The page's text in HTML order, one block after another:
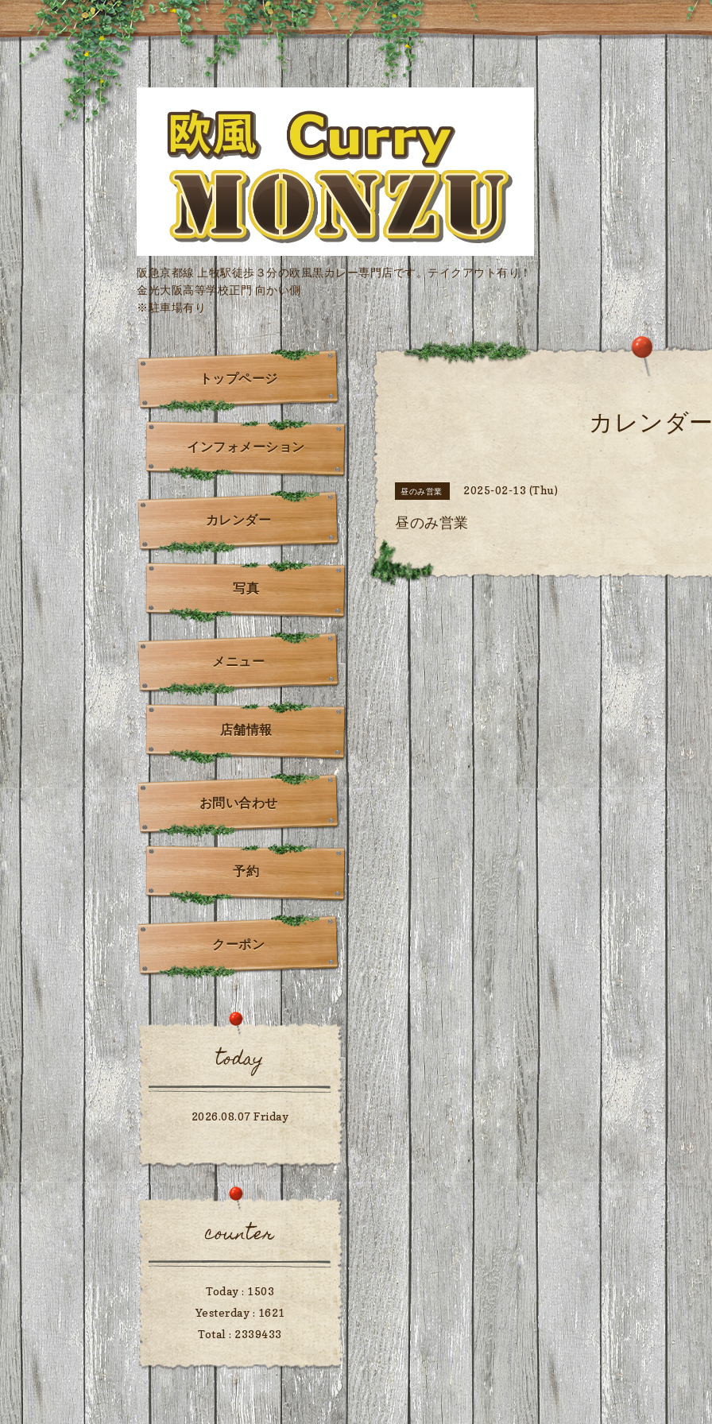
阪急京都線 上牧駅徒歩３分の欧風黒カレー専門店です。テイクアウト有り！
金光大阪高等学校正門 向かい側
※駐車場有り
カレンダ
昼のみ営業 2025-02-13 (Thu)
昼のみ営業
トップページ
インフォメーション
カレンダー
写真
メニュー
店舗情報
お問い合わせ
予約
クーポン
today
2026.08.07 Friday
counter
Today : 1503
Yesterday : 1621
Total : 2339433